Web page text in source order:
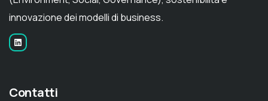
innovazione dei modelli di business.
Contatti